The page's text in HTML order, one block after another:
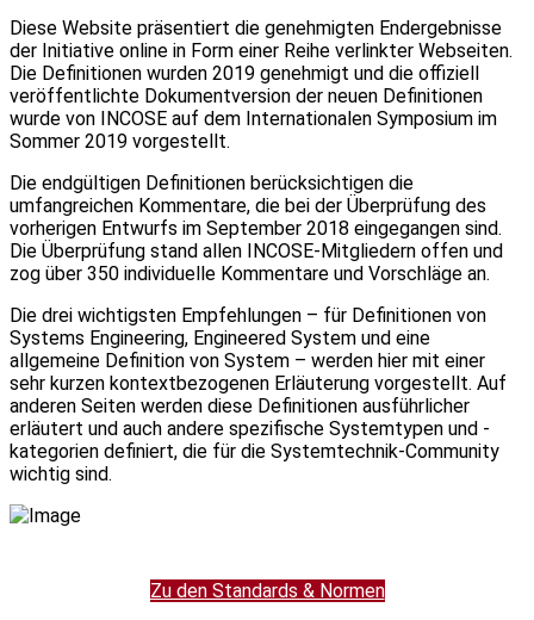
Diese Website präsentiert die genehmigten Endergebnisse
der Initiative online in Form einer Reihe verlinkter Webseiten.
Die Definitionen wurden 2019 genehmigt und die offiziell
veröffentlichte Dokumentversion der neuen Definitionen
wurde von INCOSE auf dem Internationalen Symposium im
Sommer 2019 vorgestellt.
Die endgültigen Definitionen berücksichtigen die
umfangreichen Kommentare, die bei der Überprüfung des
vorherigen Entwurfs im September 2018 eingegangen sind.
Die Überprüfung stand allen INCOSE-Mitgliedern offen und
zog über 350 individuelle Kommentare und Vorschläge an.
Die drei wichtigsten Empfehlungen – für Definitionen von
Systems Engineering, Engineered System und eine
allgemeine Definition von System – werden hier mit einer
sehr kurzen kontextbezogenen Erläuterung vorgestellt. Auf
anderen Seiten werden diese Definitionen ausführlicher
erläutert und auch andere spezifische Systemtypen und -
kategorien definiert, die für die Systemtechnik-Community
wichtig sind.
Zu den Standards & Normen